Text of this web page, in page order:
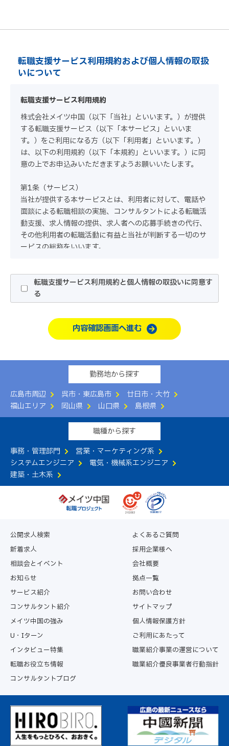
転職支援サービス利用規約および個人情報の取扱
いについて
転職支援サービス利用規約
株式会社メイツ中国（以下「当社」といいます。）が提供
する転職支援サービス（以下「本サービス」といいま
す。）をご利用になる方（以下「利用者」といいます。）
は、以下の利用規約（以下「本規約」といいます。）に同
意の上でお申込みいただきますようお願いいたします。
第1条（サービス）
当社が提供する本サービスとは、利用者に対して、電話や
面談による転職相談の実施、コンサルタントによる転職活
動支援、求人情報の提供、求人者への応募手続きの代行、
その他利用者の転職活動に有益と当社が判断する一切のサ
ービスの総称をいいます。
1.利用者は、本サービス利用のお申込みにあたって、当社
が指定する所定の方法で行うものとします。
2.利用者は、本サービスの利用にあたって、本規約および
職業紹介事業の運営について」の内容をすべて承諾
するものとします。
3.当社は、本サービスの申込者に本サービスの提供が不適
ことができるものとします。
第3条（本サービスの提供）
当社は、以下のサービスの中から利用者に適切なものを当
社の判断で提供するものとします。
（1）電話や面談による転職相談の実施
（2）コンサルタントによる転職活動支援
（3）求人情報の提供
（4）求人者への応募手続きの代行
（5）その他利用者の転職活動に有益と当社が判断する一
第4条（本サービスの提供期間）
申込み日から2年間を上限に提供するものとします。な
人者に入社した場合、入社日をもって当該利用者への本サ
ービスを終了するものとします。利用者から本サービス提
供の終了のお申し出を受けた場合についても、合理的な範
囲で速やかに終了させていただきます。
第5条（本サービスの変更・中断・終了）
当社は、事業運営上やむを得ない場合は、利用者に何ら通
知することなく、また利用者の承諾を得ることなく本サー
ビスの全部もしくは一部を変更、または一時中断すること
ができるものとします。また、一定の告知期間をもって利
とができるものとします。
第6条（本サービス提供の終了事由）
当社は、利用者が以下に該当すると判断した場合は、利用
者に対して催告を要することなく、直ちに本サービスの提
供を終了することができるものとします。
転職支援サービス利用規約と個人情報の取扱いに同意す
る
内容確認画面へ進む
勤務地から探す
広島市周辺
呉市・東広島市
廿日市・大竹
福山エリア
岡山県 山口県 島根県
職種から探す
事務・管理部門
営業・マーケティング系
システムエンジニア
電気・機械系エンジニア
建築・土木系
公開求人検索
新着求人
相談会とイベント
お知らせ
サービス紹介
コンサルタント紹介
メイツ中国の強み
U・Iターン
インタビュー特集
転職お役立ち情報
コンサルタントブログ
よくあるご質問
採用企業様へ
会社概要
拠点一覧
お問い合わせ
サイトマップ
個人情報保護方針
ご利用にあたって
職業紹介事業の運営について
職業紹介優良事業者行動指針